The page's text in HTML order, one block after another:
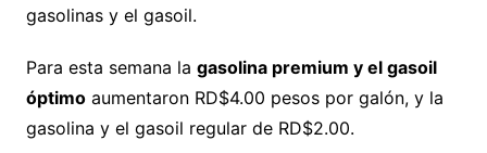
gasolinas y el gasoil.
Para esta semana la gasolina premium y el gasoil
óptimoaumentaron RD$4.00 pesos por galón, y la
gasolina y el gasoil regular de RD$2.00.